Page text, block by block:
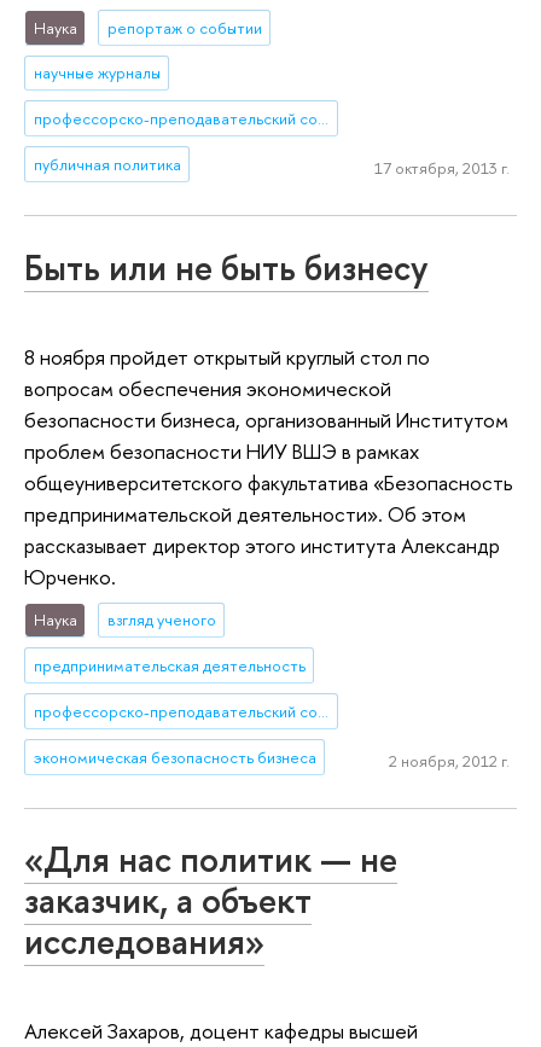
Наука репортаж о событии
научные журналы
профессорско-преподавательский состав
публичная политика 17 октября, 2013 г.
Быть или не быть бизнесу
8 ноября пройдет открытый круглый стол по
вопросам обеспечения экономической
безопасности бизнеса, организованный Институтом
проблем безопасности НИУ ВШЭ в рамках
общеуниверситетского факультатива «Безопасность
предпринимательской деятельности». Об этом
рассказывает директор этого института Александр
Юрченко.
Наука взгляд ученого
предпринимательская деятельность
профессорско-преподавательский состав
экономическая безопасность бизнеса 2 ноября, 2012 г.
«Для нас политик — не
заказчик, а объект
исследования»
Алексей Захаров, доцент кафедры высшей